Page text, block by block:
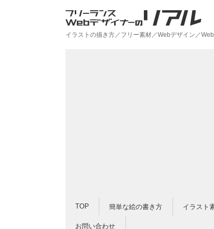
イラストの描き方／フリー素材／Webデザイン／
TOP 簡単な絵の書き方 イラスト
お問い合わせ